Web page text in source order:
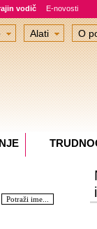
vodič E-novosti
Alati O